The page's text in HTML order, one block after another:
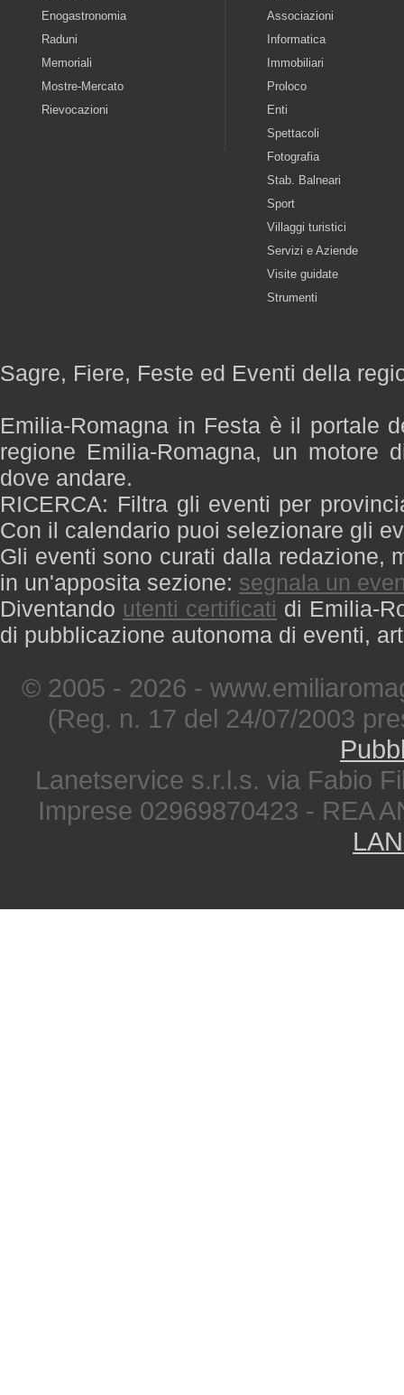
Enogastronomia
Raduni
Memoriali
Mostre-Mercato
Rievocazioni
Associazioni
Informatica
Immobiliari
Proloco
Enti
Spettacoli
Fotografia
Stab. Balneari
Sport
Villaggi turistici
Servizi e Aziende
Visite guidate
Strumenti
Sagre, Fiere, Feste ed Eventi della
Emilia-Romagna in Festa è il portale
regione Emilia-Romagna, un motore
dove andare.
RICERCA: Filtra gli eventi per
Con il calendario puoi selezionare gli
Gli eventi sono curati dalla redazione,
in un'apposita sezione: segnala un
Diventando utenti certificati di Emilia-
di pubblicazione autonoma di eventi,
© 2005 - 2026 -
(Reg. n. 17 del 24/07/2003
Lanetservice s.r.l.s. via Fabio
Imprese 02969870423 - REA